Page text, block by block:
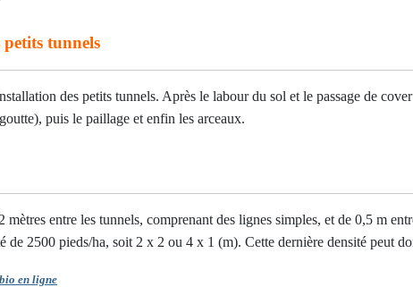
tunnels
des petits tunnels. Après le labour du sol et le passage de
puis le paillage et enfin les arceaux.
mètres entre les tunnels, comprenant des lignes simples, et de 0,5 m
de 2500 pieds/ha, soit 2 x 2 ou 4 x 1 (m). Cette dernière densité peut
en ligne